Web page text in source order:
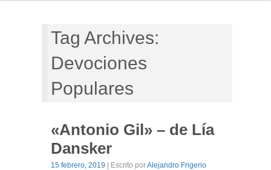
Tag Archives:
Devociones
Populares
«Antonio Gil» – de Lía
Dansker
15 febrero, 2019 | Escrito porAlejandro Frigerio